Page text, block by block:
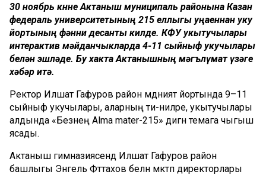
30 ноябрь көнне Актаныш муниципаль районына Казан
федераль университетының 215 еллыгы уңаеннан уку
йортының фәнни десанты килде. КФУ укытучылары
интерактив мәйданчыкларда 4-11 сыйныф укучылары
белән эшләде. Бу хакта Актанышның мәгълүмат үзәге
хәбәр итә.
Ректор Илшат Гафуров район мәдәният йортында 9–11
сыйныф укучылары, аларның әти-әниләре, укытучылары
алдында «Безнең Alma mater-215» дигән темага чыгыш
ясады.
Актаныш гимназиясендә Илшат Гафуров район
башлыгы Энгель Фәттахов белән мәктәп директорлары